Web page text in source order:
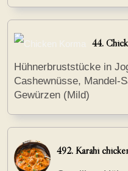
44.
Hühnerbruststücke in
Cashewnüsse, Mandel-
Gewürzen (Mild)
492. Karahi